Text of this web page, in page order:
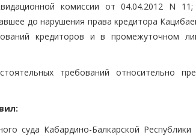
комиссии от 04.04.2012 N
до нарушения права кредитора
кредиторов и в промежуточном
требований относительно
суда Кабардино-Балкарской Республики